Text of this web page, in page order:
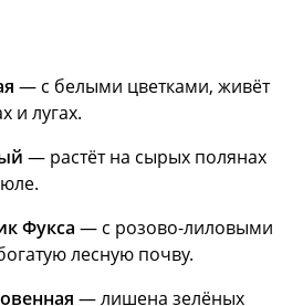
— с белыми цветками, живёт
и лугах.
— растёт на сырых полянах
Фукса — с розово-лиловыми
лесную почву.
— лишена зелёных